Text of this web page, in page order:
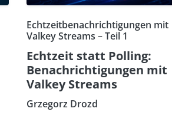
Echtzeitbenachrichtigungen mit
Valkey Streams – Teil 1
Echtzeit statt Polling:
Benachrichtigungen mit
Valkey Streams
Grzegorz Drozd